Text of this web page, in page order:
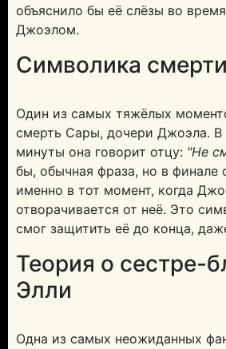
объяснило бы её слёзы во
Джоэлом.
Символика
Один из самых тяжёлых
смерть Сары, дочери Джоэла. В
минуты она говорит отцу: "Не
бы, обычная фраза, но в финале
именно в тот момент, когда
отворачивается от неё. Это
смог защитить её до конца,
Теория о сестре-
Элли
Одна из самых неожиданных